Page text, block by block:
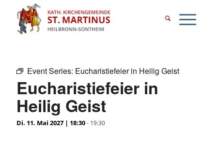
Event Series: Eucharistiefeier in Heilig Geist
Eucharistiefeier in
Heilig Geist
Di. 11. Mai 2027 | 18:30- 19:30